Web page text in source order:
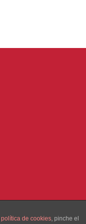
política de cookies, pinche el